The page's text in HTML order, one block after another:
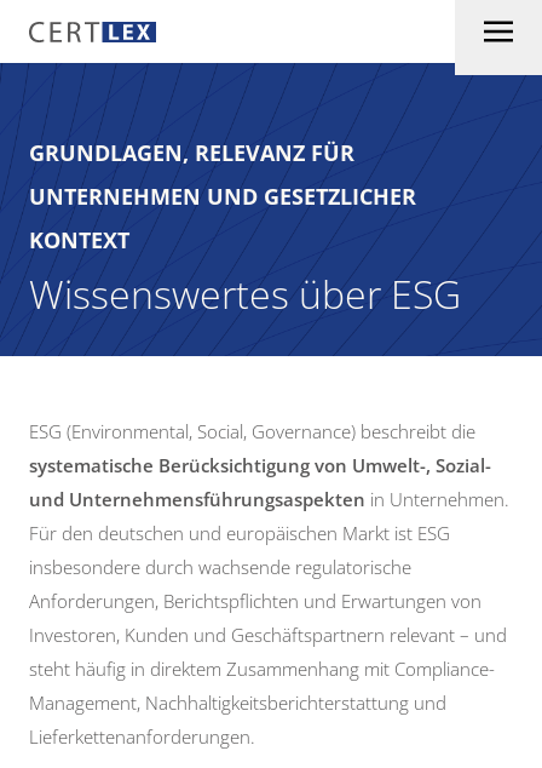
GRUNDLAGEN, RELEVANZ FÜR
UNTERNEHMEN UND GESETZLICHER
KONTEXT
Wissenswertes über ESG
ESG (Environmental, Social, Governance) beschreibt die
systematische Berücksichtigung von Umwelt-, Sozial-
und Unternehmensführungsaspekten in Unternehmen.
Für den deutschen und europäischen Markt ist ESG
insbesondere durch wachsende regulatorische
Anforderungen, Berichtspflichten und Erwartungen von
Investoren, Kunden und Geschäftspartnern relevant – und
steht häufig in direktem Zusammenhang mit Compliance-
Management, Nachhaltigkeitsberichterstattung und
Lieferkettenanforderungen.